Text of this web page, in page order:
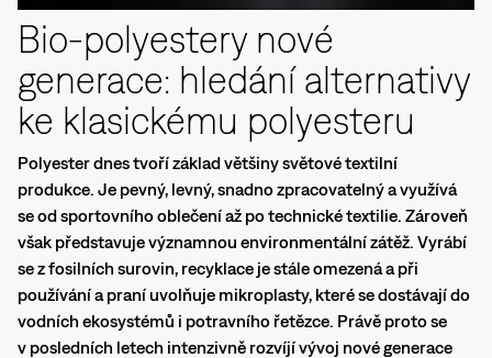
Bio-polyestery nové
generace: hledání alternativy
ke klasickému polyesteru
Polyester dnes tvoří základ většiny světové textilní
produkce. Je pevný, levný, snadno zpracovatelný a využívá
se od sportovního oblečení až po technické textilie. Zároveň
však představuje významnou environmentální zátěž. Vyrábí
se z fosilních surovin, recyklace je stále omezená a při
používání a praní uvolňuje mikroplasty, které se dostávají do
vodních ekosystémů i potravního řetězce. Právě proto se
v posledních letech intenzivně rozvíjí vývoj nové generace